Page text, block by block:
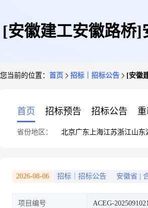
[安徽建工安徽路桥]
您当前的位置： 首页 招标｜招标公告 [安徽
首页 招标预告 招标公告
省份地区： 北京广东 上海江苏浙江山东
2026-08-06 招标｜招标公告 安徽省
项目编号 ACEG-